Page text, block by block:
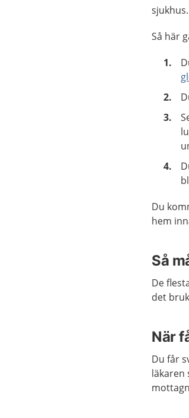
Så här
Du
hem
Så
De
det
När
Du får
läkaren